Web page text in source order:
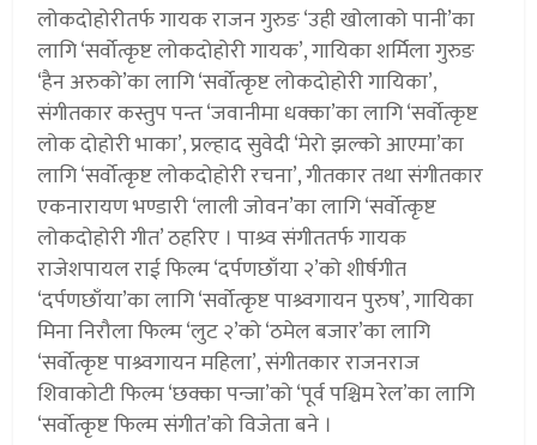
लोकदोहोरीतर्फ गायक राजन गुरुङ ‘उही खोलाको पानी’का
लागि ‘सर्वोत्कृष्ट लोकदोहोरी गायक’, गायिका शर्मिला गुरुङ
‘हैन अरुको’का लागि ‘सर्वोत्कृष्ट लोकदोहोरी गायिका’,
संगीतकार कस्तुप पन्त ‘जवानीमा धक्का’का लागि ‘सर्वोत्कृष्ट
लोक दोहोरी भाका’, प्रल्हाद सुवेदी ‘मेरो झल्को आएमा’का
लागि ‘सर्वोत्कृष्ट लोकदोहोरी रचना’, गीतकार तथा संगीतकार
एकनारायण भण्डारी ‘लाली जोवन’का लागि ‘सर्वोत्कृष्ट
लोकदोहोरी गीत’ ठहरिए । पाश्र्व संगीततर्फ गायक
राजेशपायल राई फिल्म ‘दर्पणछाँया २’को शीर्षगीत
‘दर्पणछाँया’का लागि ‘सर्वोत्कृष्ट पाश्र्वगायन पुरुष’, गायिका
मिना निरौला फिल्म ‘लुट २’को ‘ठमेल बजार’का लागि
‘सर्वोत्कृष्ट पाश्र्वगायन महिला’, संगीतकार राजनराज
शिवाकोटी फिल्म ‘छक्का पन्जा’को ‘पूर्व पश्चिम रेल’का लागि
‘सर्वोत्कृष्ट फिल्म संगीत’को विजेता बने ।